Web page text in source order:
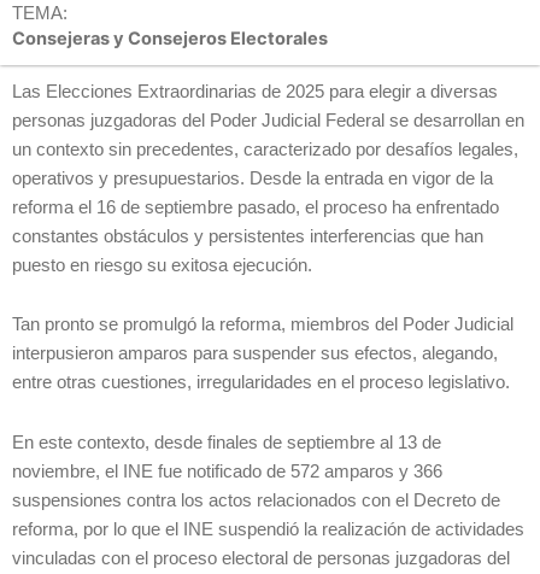
TEMA:
Consejeras y Consejeros Electorales
Las Elecciones Extraordinarias de 2025 para elegir a diversas
personas juzgadoras del Poder Judicial Federal se desarrollan en
un contexto sin precedentes, caracterizado por desafíos legales,
operativos y presupuestarios. Desde la entrada en vigor de la
reforma el 16 de septiembre pasado, el proceso ha enfrentado
constantes obstáculos y persistentes interferencias que han
puesto en riesgo su exitosa ejecución.
Tan pronto se promulgó la reforma, miembros del Poder Judicial
interpusieron amparos para suspender sus efectos, alegando,
entre otras cuestiones, irregularidades en el proceso legislativo.
En este contexto, desde finales de septiembre al 13 de
noviembre, el INE fue notificado de 572 amparos y 366
suspensiones contra los actos relacionados con el Decreto de
reforma, por lo que el INE suspendió la realización de actividades
vinculadas con el proceso electoral de personas juzgadoras del